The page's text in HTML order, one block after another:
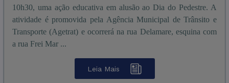
10h30, uma ação educativa em alusão ao Dia do Pedestre. A
atividade é promovida pela Agência Municipal de Trânsito e
Transporte (Agetrat) e ocorrerá na rua Delamare, esquina com
a rua Frei Mar ...
Leia Mais